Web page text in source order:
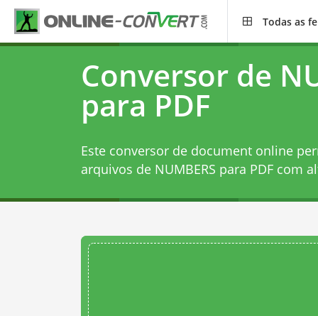
Todas as
Conversor de
para PDF
Este conversor de document online
arquivos de NUMBERS para PDF com